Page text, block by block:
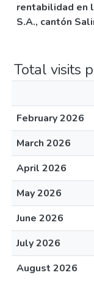
rentabilidad en
S.A., cantón
Total visits
February 2026
March 2026
April 2026
May 2026
June 2026
July 2026
August 2026